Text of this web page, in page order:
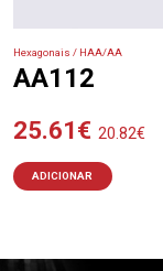
Hexagonais / HAA/AA
AA112
25.61€ 20.82€
ADICIONAR